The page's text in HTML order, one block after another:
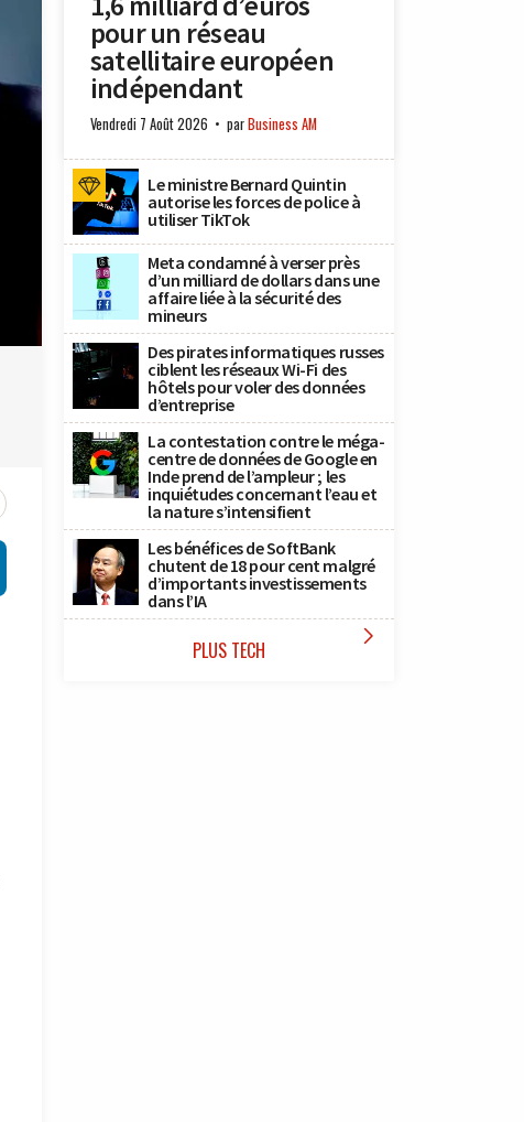
pour un réseau
satellitaire européen
indépendant
Vendredi 7 Août 2026 parBusiness AM
Le ministre Bernard Quintin
autorise les forces de police à
utiliser TikTok
Meta condamné à verser près
d’un milliard de dollars dans une
affaire liée à la sécurité des
mineurs
Des pirates informatiques russes
ciblent les réseaux Wi-Fi des
hôtels pour voler des données
d’entreprise
La contestation contre le méga-
centre de données de Google en
Inde prend de l’ampleur ; les
inquiétudes concernant l’eau et
la nature s’intensifient
Les bénéfices de SoftBank
chutent de 18 pour cent malgré
d’importants investissements
dans l’IA
PLUS TECH 